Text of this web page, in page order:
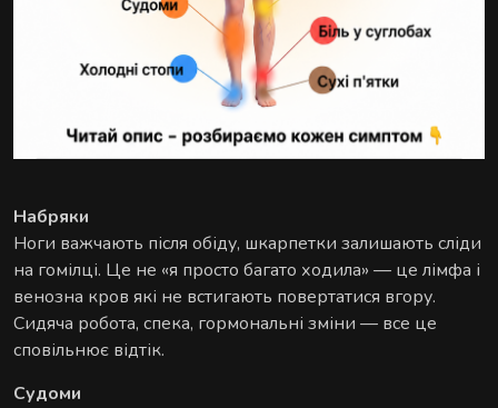
Набряки
Ноги важчають після обіду, шкарпетки залишають сліди
на гомілці. Це не «я просто багато ходила» — це лімфа і
венозна кров які не встигають повертатися вгору.
Сидяча робота, спека, гормональні зміни — все це
сповільнює відтік.
Судоми
РИТУАЛИ КОРЕКЦІЇ ФІГУРИ
РИТУАЛИ ДЛЯ ОБЛИЧЧЯ
Ручні техніки, що знімають набряки,